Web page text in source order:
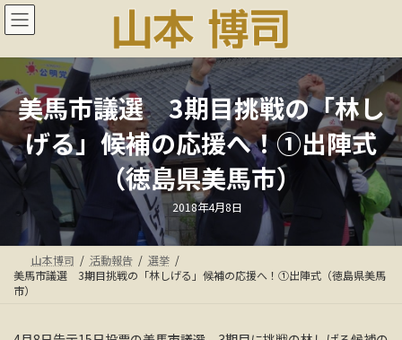
コ
ン
ン
ツ
へ
ス
キ
ッ
ナ
ビ
ー
シ
ョ
ン
に
移
美馬市議選 3期目挑戦の「林し
げる」候補の応援へ！①出陣式
（徳島県美馬市）
最
終
更
新
日
時
:
2018年4月8日
山本博司 活動報告
選挙
美馬市議選 3期目挑戦の「林しげる」候補の応援へ！①出陣式（徳島県美馬
市）